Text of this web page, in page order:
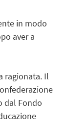
in modo
aver a
ragionata. Il
dal Fondo